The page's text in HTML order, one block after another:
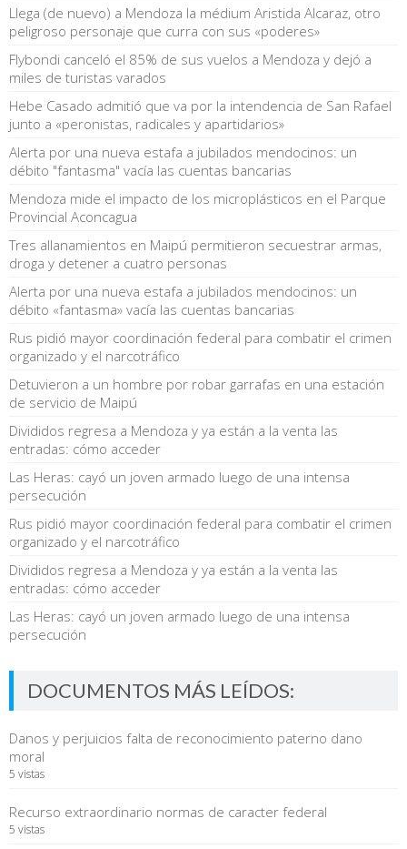
Llega (de nuevo) a Mendoza la médium Aristida Alcaraz, otro
peligroso personaje que curra con sus «poderes»
Flybondi canceló el 85% de sus vuelos a Mendoza y dejó a
miles de turistas varados
Hebe Casado admitió que va por la intendencia de San Rafael
junto a «peronistas, radicales y apartidarios»
Alerta por una nueva estafa a jubilados mendocinos: un
débito "fantasma" vacía las cuentas bancarias
Mendoza mide el impacto de los microplásticos en el Parque
Provincial Aconcagua
Tres allanamientos en Maipú permitieron secuestrar armas,
droga y detener a cuatro personas
Alerta por una nueva estafa a jubilados mendocinos: un
débito «fantasma» vacía las cuentas bancarias
Rus pidió mayor coordinación federal para combatir el crimen
organizado y el narcotráfico
Detuvieron a un hombre por robar garrafas en una estación
de servicio de Maipú
Divididos regresa a Mendoza y ya están a la venta las
entradas: cómo acceder
Las Heras: cayó un joven armado luego de una intensa
persecución
Rus pidió mayor coordinación federal para combatir el crimen
organizado y el narcotráfico
Divididos regresa a Mendoza y ya están a la venta las
entradas: cómo acceder
Las Heras: cayó un joven armado luego de una intensa
persecución
DOCUMENTOS MÁS LEÍDOS:
Danos y perjuicios falta de reconocimiento paterno dano
moral
5 vistas
Recurso extraordinario normas de caracter federal
5 vistas